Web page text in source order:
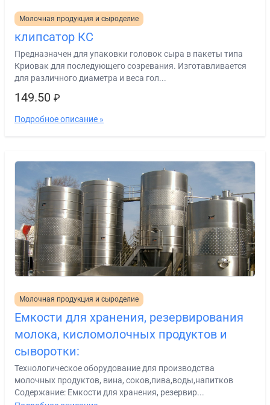
Молочная продукция и сыроделие
клипсатор КС
Предназначен для упаковки головок сыра в пакеты типа
Криовак для последующего созревания. Изготавливается
для различного диаметра и веса гол...
149.50 ₽
Подробное описание »
Молочная продукция и сыроделие
Емкости для хранения, резервирования
молока, кисломолочных продуктов и
сыворотки:
Технологическое оборудование для производства
молочных продуктов, вина, соков,пива,воды,напитков
Содержание: Емкости для хранения, резервир...